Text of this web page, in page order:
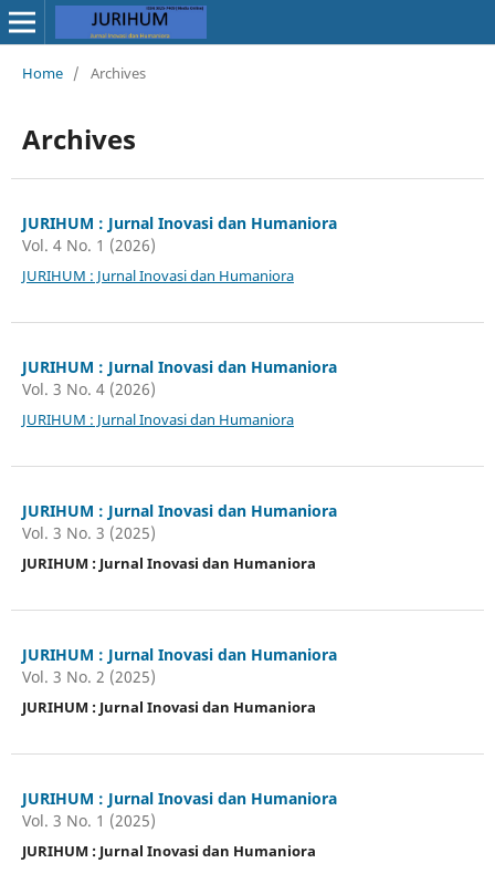
Home / Archives
Archives
JURIHUM : Jurnal Inovasi dan Humaniora
Vol. 4 No. 1 (2026)
JURIHUM : Jurnal Inovasi dan Humaniora
JURIHUM : Jurnal Inovasi dan Humaniora
Vol. 3 No. 4 (2026)
JURIHUM : Jurnal Inovasi dan Humaniora
JURIHUM : Jurnal Inovasi dan Humaniora
Vol. 3 No. 3 (2025)
JURIHUM : Jurnal Inovasi dan Humaniora
JURIHUM : Jurnal Inovasi dan Humaniora
Vol. 3 No. 2 (2025)
JURIHUM : Jurnal Inovasi dan Humaniora
JURIHUM : Jurnal Inovasi dan Humaniora
Vol. 3 No. 1 (2025)
JURIHUM : Jurnal Inovasi dan Humaniora